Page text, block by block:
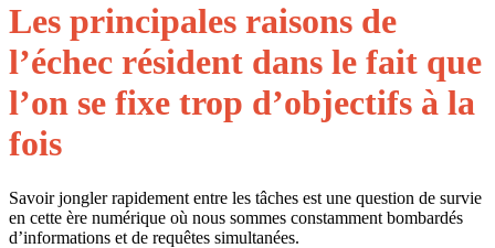
Les principales raisons de
l’échec résident dans le fait que
l’on se fixe trop d’objectifs à la
fois
Savoir jongler rapidement entre les tâches est une question de survie
en cette ère numérique où nous sommes constamment bombardés
d’informations et de requêtes simultanées.